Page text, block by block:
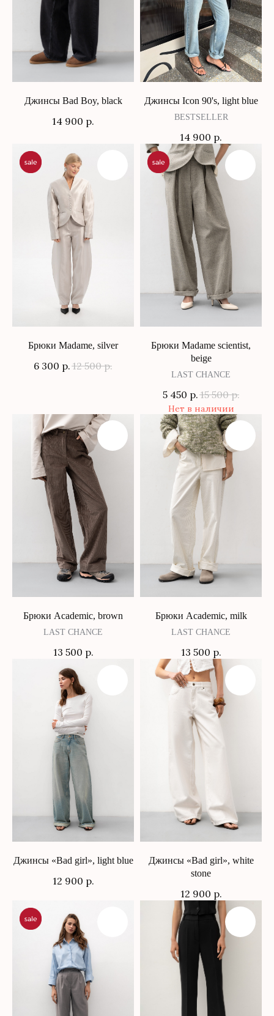
Джинсы Bad Boy, black
14 900 р.
Джинсы Icon 90's, light blue
BESTSELLER
14 900 р.
Брюки Madame, silver
6 300 р. 12 500 р.
Брюки Madame scientist,
beige
LAST CHANCE
5 450 р.15 500 р.
Нет в наличии
Брюки Academic, brown
LAST CHANCE
13 500 р.
Брюки Academic, milk
LAST CHANCE
13 500 р.
Джинсы «Bad girl», light blue
12 900 р.
Джинсы «Bad girl», white
stone
12 900 р.
Подарочные карты
Система лояльности
+7 (917) 436 42 80
КОНТАКТЫ
gray.store@mail.ru
г. Уфа, ул. Ленина 75
г. Казань, ул. Павлюхина 91
Публичная оферта
Политика конфиденциальности
персональных данных
Блог
Подписаться
Дарим новым подписчикам промокод на скидку
1 000 рублей на ваш первый заказ от 12 000 рублей.
Нажимая кнопку «Подписаться», вы даёте согласие на
рекламную рассылку и обработку персональных данных в
правилами, а также соглашаетесь с
политикой
конфиденциальности